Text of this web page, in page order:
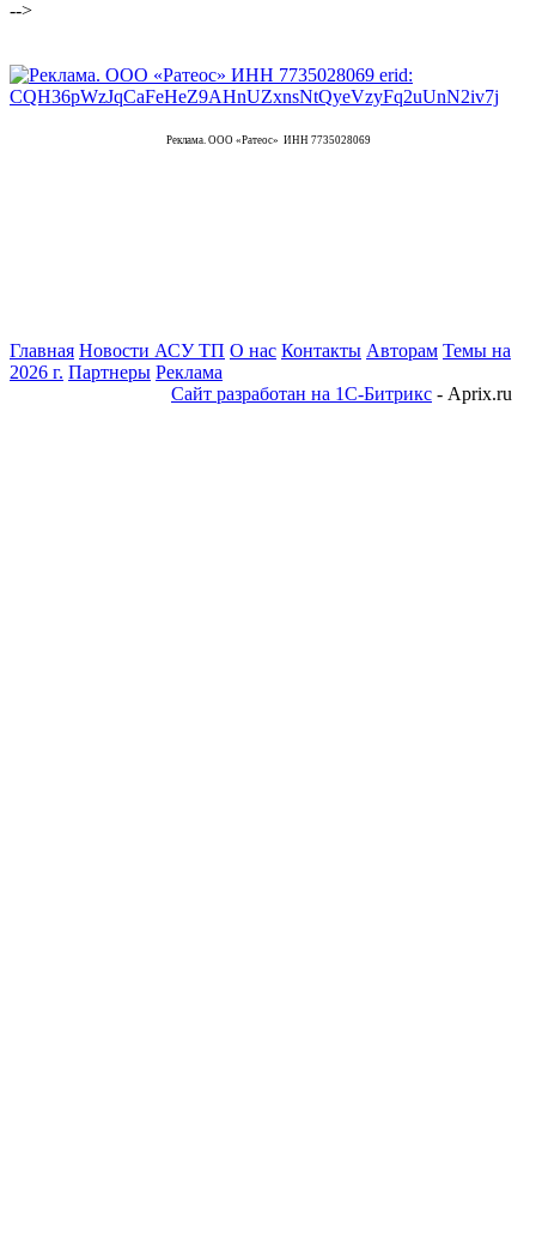
-->
Реклама. ООО «Ратеос» ИНН 7735028069
Главная Новости АСУ ТП О нас Контакты Авторам Темы на
2026 г. Партнеры Реклама
Сайт разработан на 1С-Битрикс - Aprix.ru